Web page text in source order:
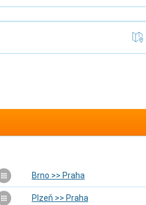
Brno >> Praha
Plzeň >> Praha